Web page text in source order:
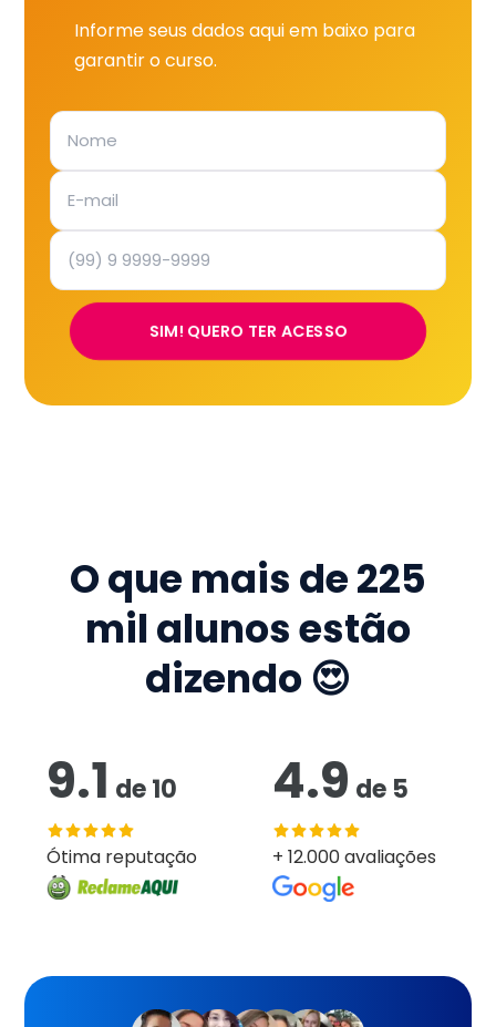
Informe seus dados aqui em baixo para
garantir o curso.
SIM! QUERO TER ACESSO
O que mais de225
mil alunos estão
dizendo 😍
9.1 de10
Ótima reputação
4.9 de 5
+ 12.000 avaliações